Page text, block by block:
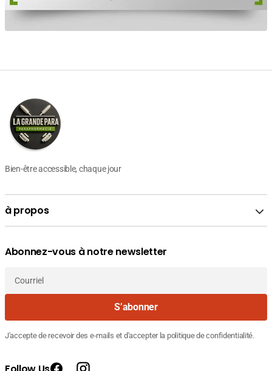
Bien-être accessible, chaque jour
à propos
Abonnez-vous à notre newsletter
Courriel
S’abonner
J'accepte de recevoir des e-mails et d'accepter la politique de confidentialité.